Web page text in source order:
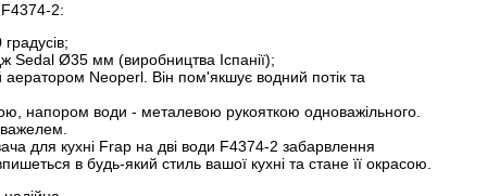
2:
Sedal Ø35 мм (виробництва Іспанії);
Neoperl. Він пом'якшує водний потік та
напором води - металевою рукояткою одноважільного.
для кухні Frap на дві води F4374-2 забарвлення
в будь-який стиль вашої кухні та стане її окрасою.